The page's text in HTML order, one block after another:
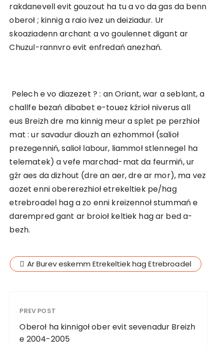
rakdanevell evit gouzout ha tu a vo da gas da benn
oberoł ; kinnig a raio ivez un deiziadur. Ur
skoaziadenn archant a vo goulennet digant ar
Chuzul-rannvro evit enfredań anezhań.
Pelech e vo diazezet ? : an Oriant, war a seblant, a
challfe bezań dibabet e-touez kźrioł niverus all
eus Breizh dre ma kinnig meur a splet pe perzhioł
mat : ur savadur diouzh an ezhommoł (salioł
prezegenniń, salioł labour, liammoł stlennegel ha
telematek) a vefe marchad-mat da feurmiń, ur
gźr aes da dizhout (dre an aer, dre ar mor), ma vez
aozet enni obererezhioł etrekeltiek pe/hag
etrebroadel hag a zo enni kreizennoł stummań e
darempred gant ar broioł keltiek hag ar bed a-
bezh.
Ar Burev eskemm Etrekeltiek hag Etrebroadel
PREV POST
Oberoł ha kinnigoł ober evit sevenadur Breizh
e 2004-2005